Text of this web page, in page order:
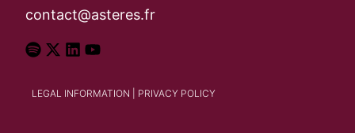
contact@asteres.fr
LEGAL INFORMATION PRIVACY POLICY